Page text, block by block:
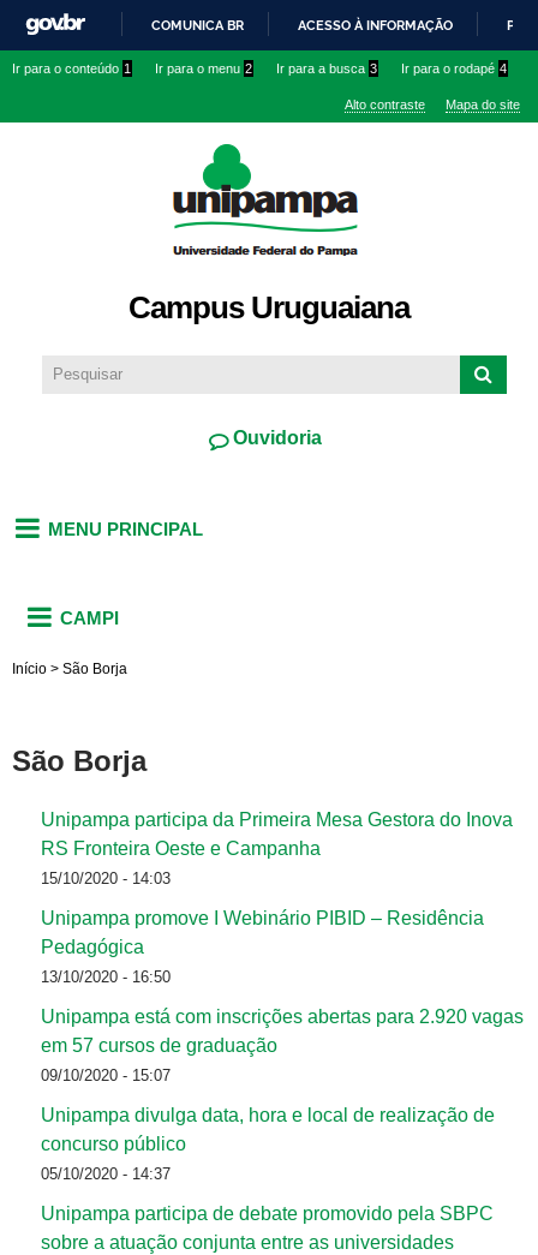
conteúdo
IR
O
COMUNICA BR ACESSO À INFORMAÇÃO
Ir para o conteúdo 1 Ir para o menu 2 Ir para a busca 3 Ir para o rodapé 4
Alto contraste Mapa do site
Campus Uruguaiana
Ouvidoria
MENU PRINCIPAL
CAMPI
Início > São Borja
São Borja
Unipampa participa da Primeira Mesa Gestora do Inova
RS Fronteira Oeste e Campanha
15/10/2020 - 14:03
Unipampa promove I Webinário PIBID – Residência
Pedagógica
13/10/2020 - 16:50
Unipampa está com inscrições abertas para 2.920 vagas
em 57 cursos de graduação
09/10/2020 - 15:07
Unipampa divulga data, hora e local de realização de
concurso público
05/10/2020 - 14:37
Unipampa participa de debate promovido pela SBPC
sobre a atuação conjunta entre as universidades